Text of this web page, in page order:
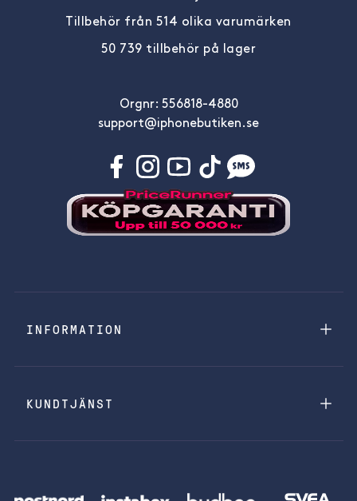
Tillbehör från 514 olika varumärken
50 739 tillbehör på lager
Orgnr: 556818-4880
support@iphonebutiken.se
INFORMATION
KUNDTJÄNST